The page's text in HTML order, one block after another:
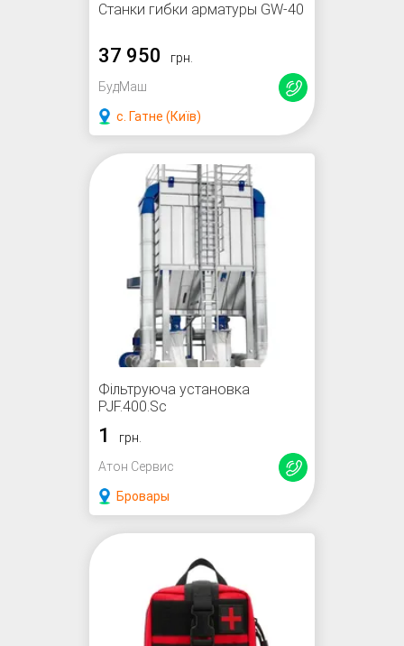
Станки гибки арматуры GW-40
37 950
грн.
БудМаш
с. Гатне (Київ)
Фільтруюча установка
PJF.400.Sc
1
грн.
Атон Сервис
Бровары